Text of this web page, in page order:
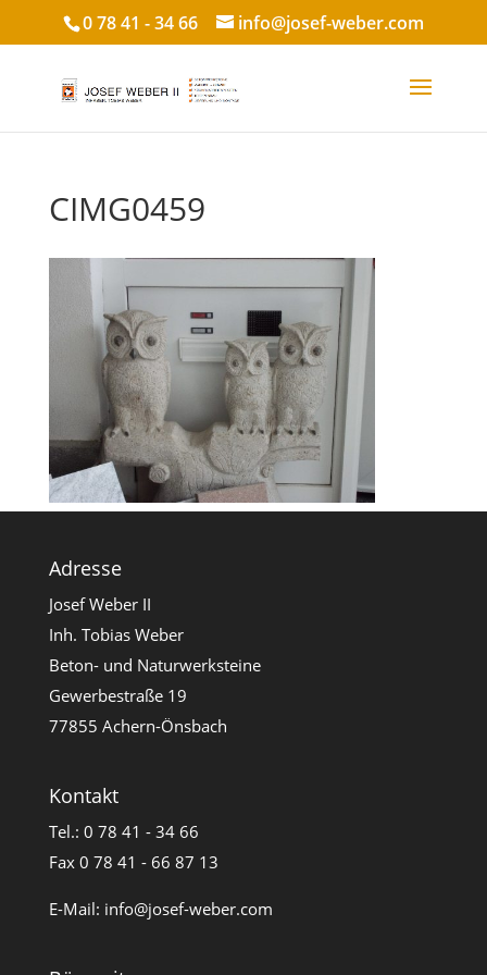
0 78 41 - 34 66 info@josef-weber.com
CIMG0459
Adresse
Josef Weber II
Inh. Tobias Weber
Beton- und Naturwerksteine
Gewerbestraße 19
77855 Achern-Önsbach
Kontakt
Tel.: 0 78 41 - 34 66
Fax 0 78 41 - 66 87 13
E-Mail: info@josef-weber.com